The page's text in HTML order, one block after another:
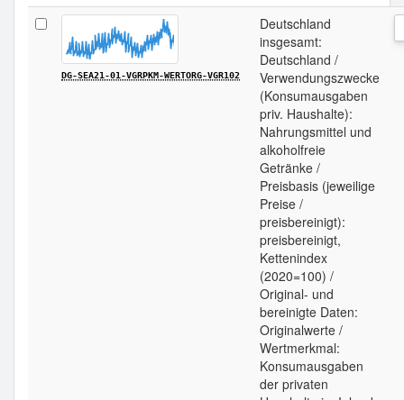
DG-SEA21-01-VGRPKM-WERTORG-VGR102
Deutschland
insgesamt:
Deutschland /
Verwendungszwecke
(Konsumausgaben
priv. Haushalte):
Nahrungsmittel und
alkoholfreie
Getränke /
Preisbasis (jeweilige
Preise /
preisbereinigt):
preisbereinigt,
Kettenindex
(2020=100) /
Original- und
bereinigte Daten:
Originalwerte /
Wertmerkmal:
Konsumausgaben
der privaten